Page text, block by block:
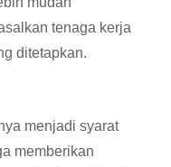
tenaga kerja
ditetapkan.
menjadi syarat
memberikan